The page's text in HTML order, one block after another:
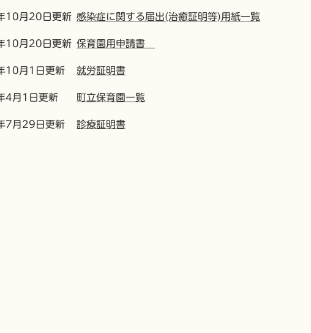
10月20日更新 感染症に関する届出(治癒証明等)用紙一覧
10月20日更新 保育園用申請書
10月1日更新 就労証明書
4月1日更新 町立保育園一覧
7月29日更新 診療証明書